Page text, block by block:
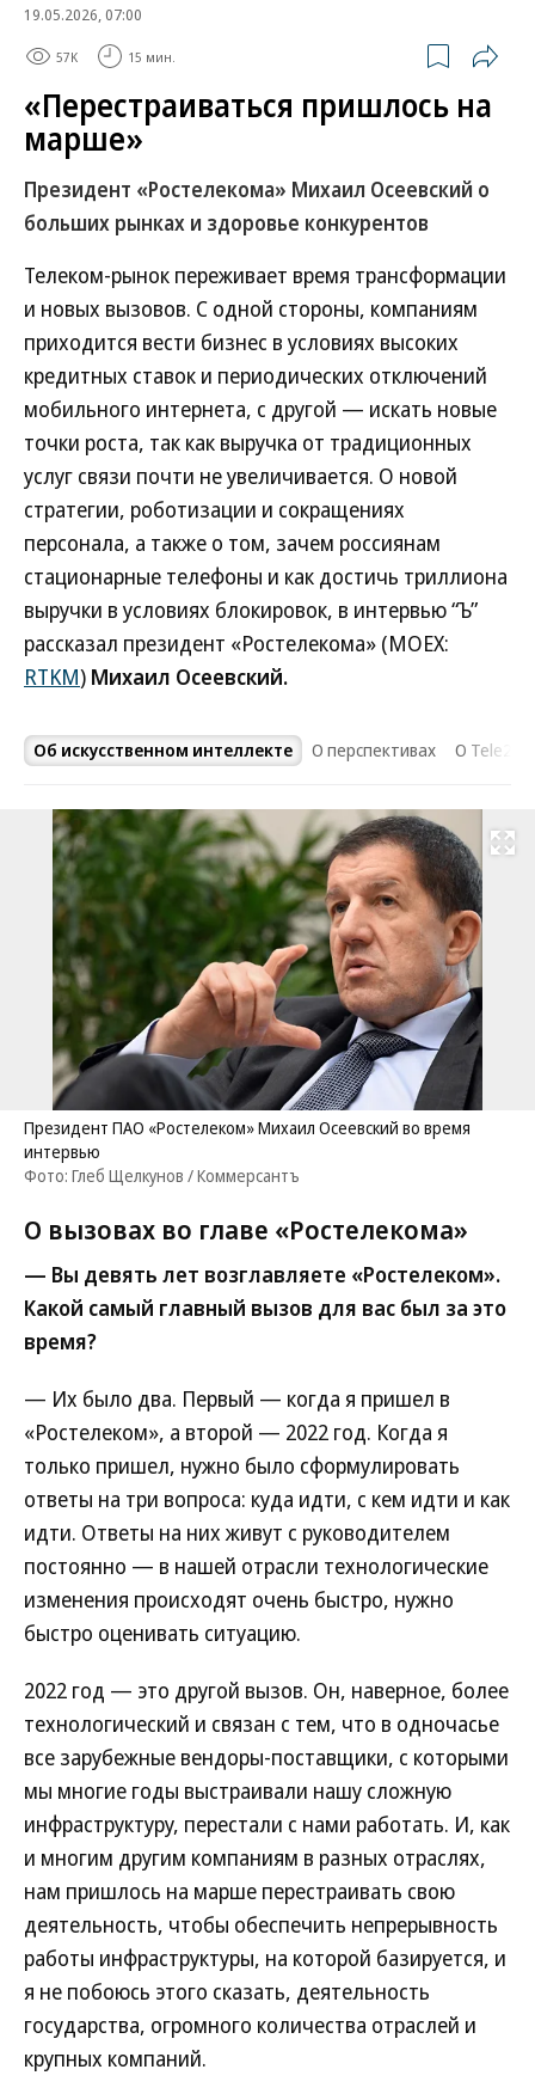
19.05.2026, 07:00
57K 15 мин.
«Перестраиваться пришлось на
марше»
Президент «Ростелекома» Михаил Осеевский о
больших рынках и здоровье конкурентов
Телеком-рынок переживает время трансформации
и новых вызовов. С одной стороны, компаниям
приходится вести бизнес в условиях высоких
кредитных ставок и периодических отключений
мобильного интернета, с другой — искать новые
точки роста, так как выручка от традиционных
услуг связи почти не увеличивается. О новой
стратегии, роботизации и сокращениях
персонала, а также о том, зачем россиянам
стационарные телефоны и как достичь триллиона
выручки в условиях блокировок, в интервью “Ъ”
рассказал президент «Ростелекома» (MOEX:
RTKM) Михаил Осеевский.
Об искусственном интеллекте О перспективах О Tele2
Развернуть
Президент ПАО «Ростелеком» Михаил Осеевский во время
интервью
Фото: Глеб Щелкунов / Коммерсантъ
О вызовах во главе «Ростелекома»
— Вы девять лет возглавляете «Ростелеком».
Какой самый главный вызов для вас был за это
время?
— Их было два. Первый — когда я пришел в
«Ростелеком», а второй — 2022 год. Когда я
только пришел, нужно было сформулировать
ответы на три вопроса: куда идти, с кем идти и как
идти. Ответы на них живут с руководителем
постоянно — в нашей отрасли технологические
изменения происходят очень быстро, нужно
быстро оценивать ситуацию.
2022 год — это другой вызов. Он, наверное, более
технологический и связан с тем, что в одночасье
все зарубежные вендоры-поставщики, с которыми
мы многие годы выстраивали нашу сложную
инфраструктуру, перестали с нами работать. И, как
и многим другим компаниям в разных отраслях,
нам пришлось на марше перестраивать свою
деятельность, чтобы обеспечить непрерывность
работы инфраструктуры, на которой базируется, и
я не побоюсь этого сказать, деятельность
государства, огромного количества отраслей и
крупных компаний.